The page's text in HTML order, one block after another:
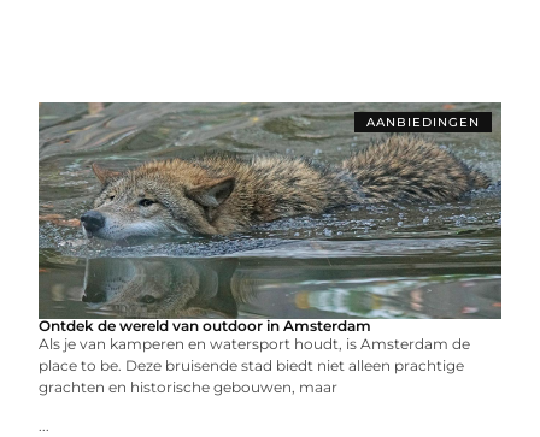
AANBIEDINGEN
Ontdek de wereld van outdoor in Amsterdam
Als je van kamperen en watersport houdt, is Amsterdam de
place to be. Deze bruisende stad biedt niet alleen prachtige
grachten en historische gebouwen, maar
...